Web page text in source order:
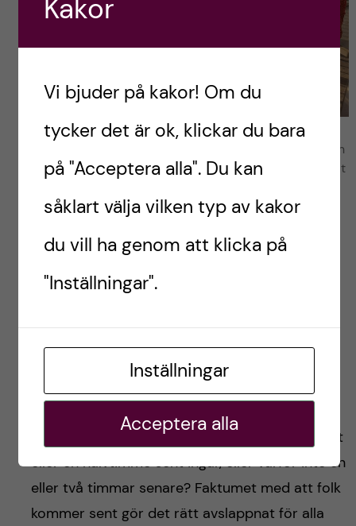
En kväll var vi bortbjudna på middag hos en av våra
italienska vänner. Vi hade bestämt att ses kl 18:30 och
väl på plats inser vi att de precis hade börjat laga mat
och gott, men det blev en mycket senare middag och
”Akademisk kvart”,
bestämt träff med
Det är inte ovanligt att folk kommer sent när
man ska träffa kompisarna. Att komma en kvart
eller en halvtimme sent ingår, eller varför inte en
eller två timmar senare? Faktumet med att folk
kommer sent gör det rätt avslappnat för alla
Kakor
Vi bjuder på kakor! Om du
tycker det är ok, klickar du bara
på "Acceptera alla". Du kan
såklart välja vilken typ av kakor
du vill ha genom att klicka på
"Inställningar".
Inställningar
Acceptera alla